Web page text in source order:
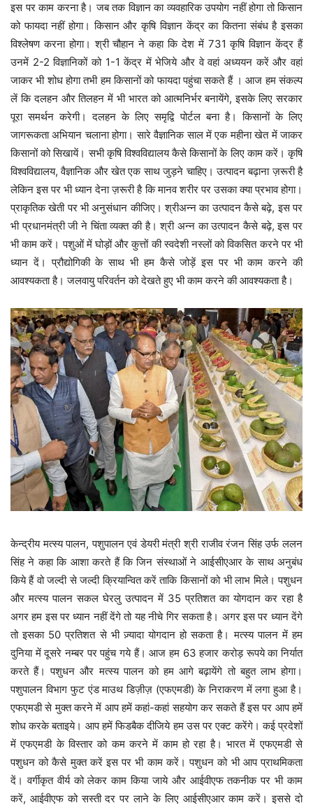
इस पर काम करना है। जब तक विज्ञान का व्यवहारिक उपयोग नहीं होगा तो किसान
को फायदा नहीं होगा। किसान और कृषि विज्ञान केंद्र का कितना संबंध है इसका
विश्लेषण करना होगा। श्री चौहान ने कहा कि देश में 731 कृषि विज्ञान केंद्र हैं
उनमें 2-2 विज्ञानिकों को 1-1 केंद्र में भेजिये और वे वहां अध्ययन करें और वहां
जाकर भी शोध होगा तभी हम किसानों को फायदा पहुंचा सकते हैं । आज हम संकल्प
लें कि दलहन और तिलहन में भी भारत को आत्मनिर्भर बनायेंगे, इसके लिए सरकार
पूरा समर्थन करेगी। दलहन के लिए समृद्वि पोर्टल बना है। किसानों के लिए
जागरूकता अभियान चलाना होगा। सारे वैज्ञानिक साल में एक महीना खेत में जाकर
किसानों को सिखायें। सभी कृषि विश्वविद्यालय कैसे किसानों के लिए काम करें। कृषि
विश्वविद्यालय, वैज्ञानिक और खेत एक साथ जुड़ने चाहिए। उत्पादन बढ़ाना ज़रूरी है
लेकिन इस पर भी ध्यान देना ज़रूरी है कि मानव शरीर पर उसका क्या प्रभाव होगा।
प्राकृतिक खेती पर भी अनुसंधान कीजिए। श्रीअन्न का उत्पादन कैसे बढ़े, इस पर
भी प्रधानमंत्री जी ने चिंता व्यक्त की है। श्री अन्न का उत्पादन कैसे बढ़े, इस पर
भी काम करें। पशुओं में घोड़ों और कुत्तों की स्वदेशी नस्लों को विकसित करने पर भी
ध्यान दें। प्रौद्योगिकी के साथ भी हम कैसे जोड़ें इस पर भी काम करने की
आवश्यकता है। जलवायु परिवर्तन को देखते हुए भी काम करने की आवश्यकता है।
केन्द्रीय मत्स्य पालन, पशुपालन एवं डेयरी मंत्री श्री राजीव रंजन सिंह उर्फ ललन
सिंह ने कहा कि आशा करते हैं कि जिन संस्थाओं ने आईसीएआर के साथ अनुबंध
किये हैं वो जल्दी से जल्दी क्रियान्वित करें ताकि किसानों को भी लाभ मिले। पशुधन
और मत्स्य पालन सकल घेरलु उत्पादन में 35 प्रतिशत का योगदान कर रहा है
अगर हम इस पर ध्यान नहीं देंगे तो यह नीचे गिर सकता है। अगर इस पर ध्यान देंगे
तो इसका 50 प्रतिशत से भी ज़्यादा योगदान हो सकता है। मत्स्य पालन में हम
दुनिया में दूसरे नम्बर पर पहुंच गये हैं। आज हम 63 हजार करोड़ रूपये का निर्यात
करते हैं। पशुधन और मत्स्य पालन को हम आगे बढ़ायेंगे तो बहुत लाभ होगा।
पशुपालन विभाग फुट एंड माउथ डिज़ीज़ (एफएमडी) के निराकरण में लगा हुआ है।
एफएमडी से मुक्त करने में आप हमें कहां-कहां सहयोग कर सकते हैं इस पर आप हमें
शोध करके बताइये। आप हमें फिडबैक दीजिये हम उस पर एक्ट करेंगे। कई प्रदेशों
में एफएमडी के विस्तार को कम करने में काम हो रहा है। भारत में एफएमडी से
पशुधन को कैसे मुक्त करें इस पर भी काम करें। पशुधन को भी आप प्राथमिकता
दें। वर्गीकृत वीर्य को लेकर काम किया जाये और आईवीएफ तकनीक पर भी काम
करें, आईवीएफ को सस्ती दर पर लाने के लिए आईसीएआर काम करें। इससे दो